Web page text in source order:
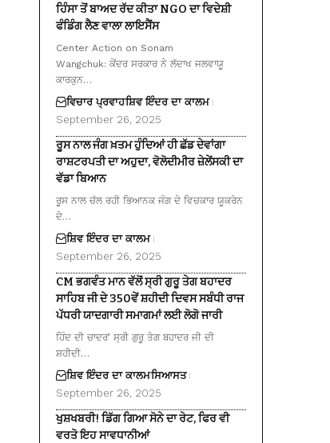
ਹਿੰਸਾ ਤੋਂ ਬਾਅਦ ਰੱਦ ਕੀਤਾ NGO ਦਾ ਵਿਦੇਸ਼ੀ
ਫੰਡਿੰਗ ਲੈਣ ਵਾਲਾ ਲਾਇਸੈਂਸ
Center Action on Sonam
Wangchuk: ਕੇਂਦਰ ਸਰਕਾਰ ਨੇ ਲੱਦਾਖ ਜਲਵਾਯੂ
ਕਾਰਕੁਨ…
ਵਿਚਾਰ ਪ੍ਰਵਾਹਸ਼ਿਵ ਇੰਦਰ ਦਾ ਕਾਲਮ
September 26, 2025
ਰੂਸ ਨਾਲ ਜੰਗ ਖ਼ਤਮ ਹੁੰਦਿਆਂ ਹੀ ਛੱਡ ਦੇਵਾਂਗਾ
ਰਾਸ਼ਟਰਪਤੀ ਦਾ ਅਹੁਦਾ, ਵੋਲੋਦੀਮੀਰ ਜ਼ੇਲੇਂਸਕੀ ਦਾ
ਵੱਡਾ ਬਿਆਨ
ਰੂਸ ਨਾਲ ਚੱਲ ਰਹੀ ਭਿਆਨਕ ਜੰਗ ਦੇ ਵਿਚਕਾਰ ਯੂਕਰੇਨ
ਦੇ…
ਸ਼ਿਵ ਇੰਦਰ ਦਾ ਕਾਲਮ
September 26, 2025
CM ਭਗਵੰਤ ਮਾਨ ਵੱਲੋਂ ਸ੍ਰੀ ਗੁਰੂ ਤੇਗ ਬਹਾਦਰ
ਸਾਹਿਬ ਜੀ ਦੇ 350ਵੇਂ ਸ਼ਹੀਦੀ ਦਿਵਸ ਸਬੰਧੀ ਰਾਜ
ਪੱਧਰੀ ਯਾਦਗਾਰੀ ਸਮਾਗਮਾਂ ਲਈ ਲੋਗੋ ਜਾਰੀ
ਹਿੰਦ ਦੀ ਚਾਦਰ’ ਸ੍ਰੀ ਗੁਰੂ ਤੇਗ ਬਹਾਦਰ ਜੀ ਦੀ
ਸ਼ਹੀਦੀ…
ਸ਼ਿਵ ਇੰਦਰ ਦਾ ਕਾਲਮਸਿਆਸਤ
September 26, 2025
ਖੁਸ਼ਖਬਰੀ! ਡਿੱਗ ਗਿਆ ਸੋਨੇ ਦਾ ਰੇਟ, ਫਿਰ ਵੀ
ਵਰਤੋ ਇਹ ਸਾਵਧਾਨੀਆਂ